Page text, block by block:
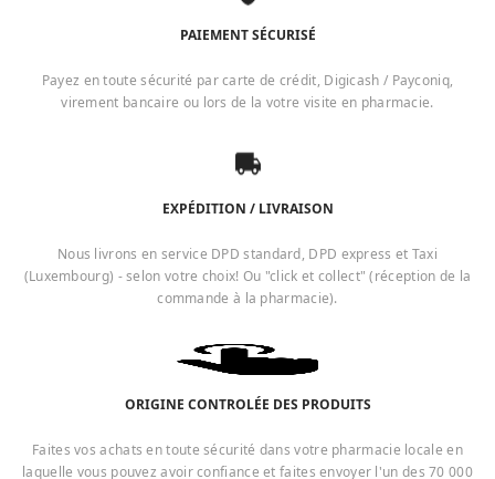
PAIEMENT SÉCURISÉ
Payez en toute sécurité par carte de crédit, Digicash / Payconiq,
virement bancaire ou lors de la votre visite en pharmacie.
EXPÉDITION / LIVRAISON
Nous livrons en service DPD standard, DPD express et Taxi
(Luxembourg) - selon votre choix! Ou "click et collect" (réception de la
commande à la pharmacie).
ORIGINE CONTROLÉE DES PRODUITS
Faites vos achats en toute sécurité dans votre pharmacie locale en
laquelle vous pouvez avoir confiance et faites envoyer l'un des 70 000